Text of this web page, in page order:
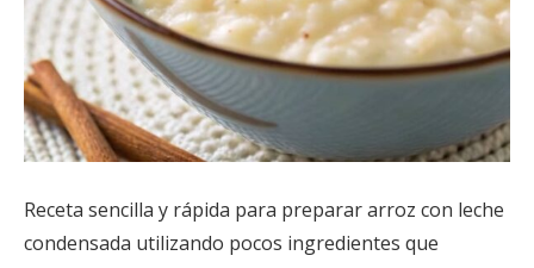
Receta sencilla y rápida para preparar arroz con leche
condensada utilizando pocos ingredientes que